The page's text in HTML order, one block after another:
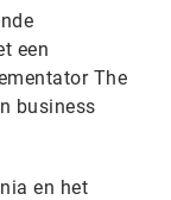
een
The
business
en het